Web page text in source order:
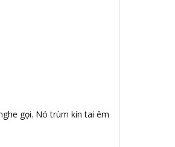
gọi. Nó trùm kín tai êm